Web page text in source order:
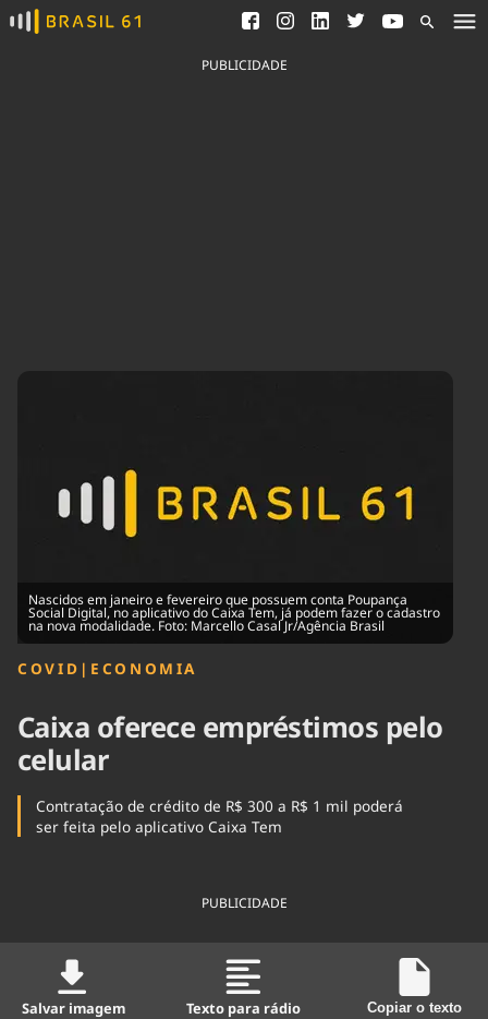
Ver todas as notícias
Saneamento
Indicadores
Tecnologia
Cinema
Infraestrutura
Internacional
PUBLICIDADE
Nascidos em janeiro e fevereiro que possuem conta Poupança
Social Digital, no aplicativo do Caixa Tem, já podem fazer o cadastro
na nova modalidade. Foto: Marcello Casal Jr/Agência Brasil
COVID | ECONOMIA
Caixa oferece empréstimos pelo
celular
Contratação de crédito de R$ 300 a R$ 1 mil poderá
ser feita pelo aplicativo Caixa Tem
PUBLICIDADE
Salvar imagem Texto para rádio Copiar o texto